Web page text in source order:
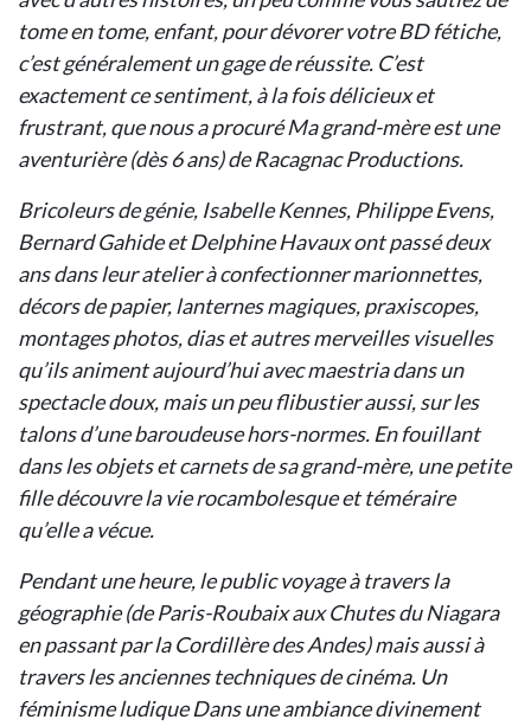
tome en tome, enfant, pour dévorer votre BD fétiche,
c’est généralement un gage de réussite. C’est
exactement ce sentiment, à la fois délicieux et
frustrant, que nous a procuré Ma grand-mère est une
aventurière (dès 6 ans) de Racagnac Productions.
Bricoleurs de génie, Isabelle Kennes, Philippe Evens,
Bernard Gahide et Delphine Havaux ont passé deux
ans dans leur atelier à confectionner marionnettes,
décors de papier, lanternes magiques, praxiscopes,
montages photos, dias et autres merveilles visuelles
qu’ils animent aujourd’hui avec maestria dans un
spectacle doux, mais un peu flibustier aussi, sur les
talons d’une baroudeuse hors-normes. En fouillant
dans les objets et carnets de sa grand-mère, une petite
fille découvre la vie rocambolesque et téméraire
qu’elle a vécue.
Pendant une heure, le public voyage à travers la
géographie (de Paris-Roubaix aux Chutes du Niagara
en passant par la Cordillère des Andes) mais aussi à
travers les anciennes techniques de cinéma. Un
féminisme ludique Dans une ambiance divinement